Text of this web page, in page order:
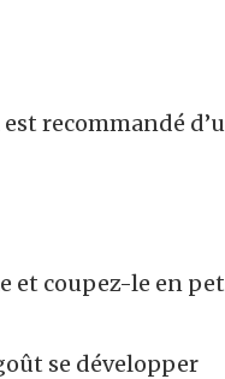
recommandé
et coupez-le en
se développer